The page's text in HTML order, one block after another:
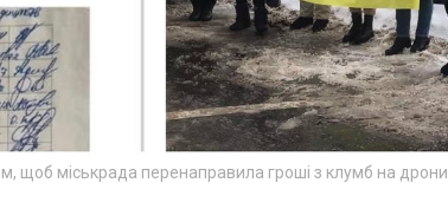
щоб міськрада перенаправила гроші з клумб на дрони